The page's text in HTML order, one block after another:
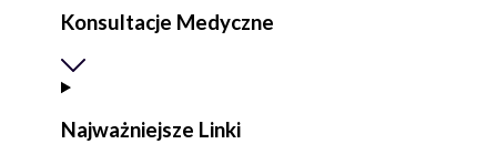
Konsultacje Medyczne
Najważniejsze Linki